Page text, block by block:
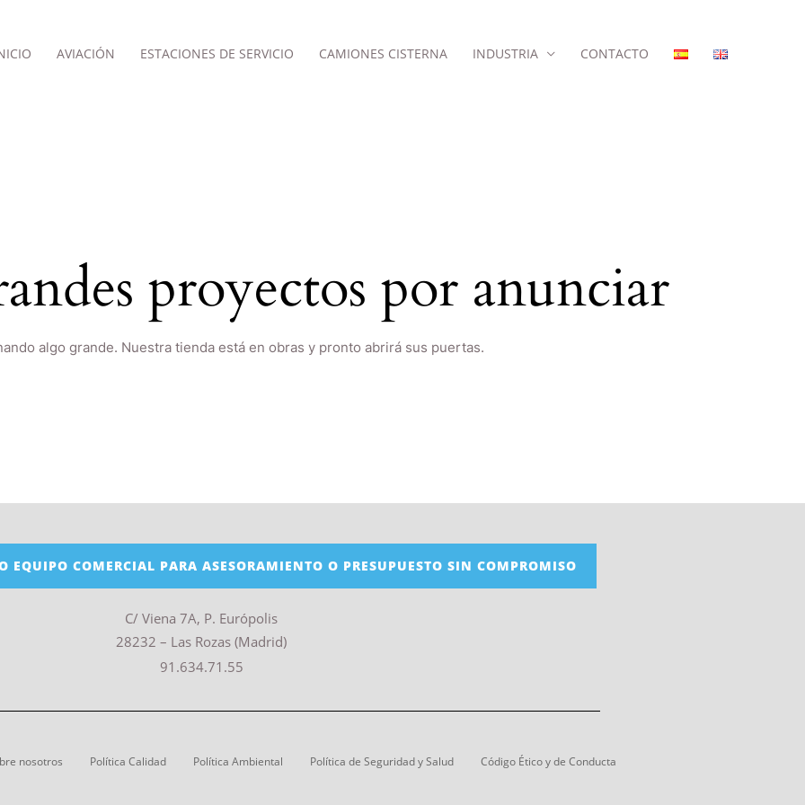
AVIACIÓN ESTACIONES DE SERVICIO CAMIONES CISTERNA INDUSTRIA CONTACTO
proyectos por anunciar
algo grande. Nuestra tienda está en obras y pronto abrirá sus puertas.
EQUIPO COMERCIAL PARA ASESORAMIENTO O PRESUPUESTO SIN COMPROMISO
C/ Viena 7A, P. Európolis
28232 – Las Rozas (Madrid)
91.634.71.55
nosotros Política Calidad Política Ambiental Política de Seguridad y Salud Código Ético y de Conducta